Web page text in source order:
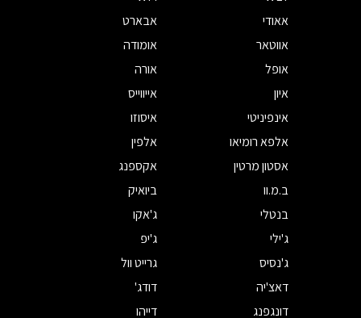
אאודי
אבארט
אווטאר
אומודה
אופל
אורה
איון
אייווייס
אינפיניטי
איסוזו
אלפא רומיאו
אלפין
אסטון מרטין
אקספנג
ב.מ.וו
ביואיק
בנטלי
ג'אקו
ג'ילי
ג'יפ
ג'נסיס
גרייט וול
דאצ'יה
דודג'
דונגפנג
דייהו